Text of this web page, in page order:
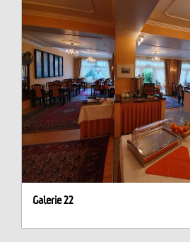
Galerie 22